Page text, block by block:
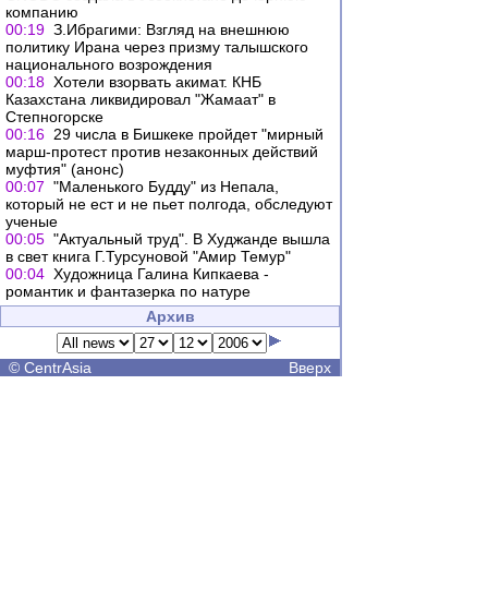
компанию
00:19 З.Ибрагими: Взгляд на внешнюю
политику Ирана через призму талышского
национального возрождения
00:18 Хотели взорвать акимат. КНБ
Казахстана ликвидировал "Жамаат" в
Степногорске
00:16 29 чиcла в Бишкеке пройдет "мирный
марш-протест против незаконных действий
муфтия" (анонс)
00:07 "Маленького Будду" из Непала,
который не ест и не пьет полгода, обследуют
ученые
00:05 "Актуальный труд". В Худжанде вышла
в свет книга Г.Турсуновой "Амир Темур"
00:04 Художница Галина Кипкаева -
романтик и фантазерка по натуре
Архив
© CentrAsia Вверх